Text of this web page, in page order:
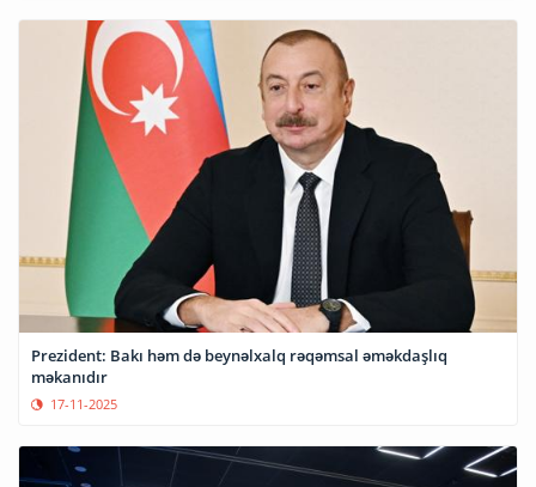
Prezident: Bakı həm də beynəlxalq rəqəmsal əməkdaşlıq
məkanıdır
17-11-2025